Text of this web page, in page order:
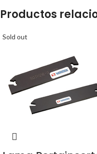
Productos
Sold out